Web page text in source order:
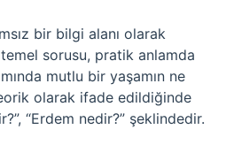
bir bilgi alanı olarak
sorusu, pratik anlamda
mutlu bir yaşamın ne
olarak ifade edildiğinde
“Erdem nedir?” şeklindedir.